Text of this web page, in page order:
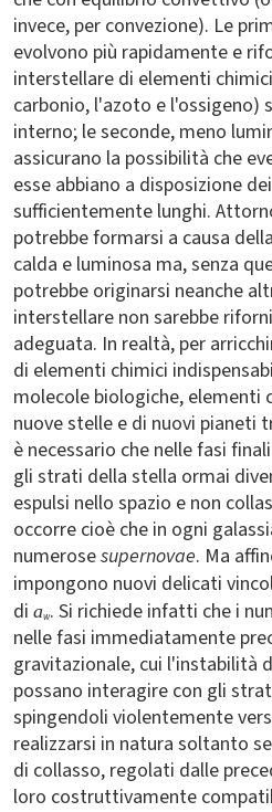
invece, per convezione). Le
evolvono più rapidamente e
interstellare di elementi
carbonio, l'azoto e l'ossigeno)
interno; le seconde, meno
assicurano la possibilità che
esse abbiano a disposizione
sufficientemente lunghi.
potrebbe formarsi a causa
calda e luminosa ma, senza
potrebbe originarsi neanche
interstellare non sarebbe
adeguata. In realtà, per
di elementi chimici
molecole biologiche, elementi
nuove stelle e di nuovi pianeti
è necessario che nelle fasi
gli strati della stella ormai
espulsi nello spazio e non
occorre cioè che in ogni
numerosesupernovae. Ma
impongono nuovi delicati
di aw. Si richiede infatti che i
nelle fasi immediatamente
gravitazionale, cui l'instabilità
possano interagire con gli
spingendoli violentemente
realizzarsi in natura soltanto
di collasso, regolati dalle
loro costruttivamente